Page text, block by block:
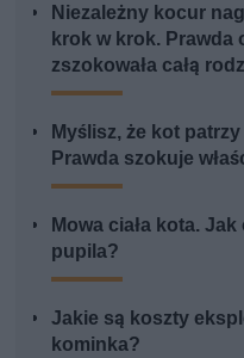
Niezależny kocur
krok w krok. Prawda
zszokowała całą
Myślisz, że kot
Prawda szokuje
Mowa ciała kota.
pupila?
Jakie są koszty
kominka?